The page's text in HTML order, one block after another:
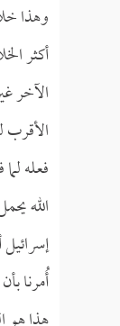
وهذا
أكثر
الآخر
فعله
الله
أُمرنا